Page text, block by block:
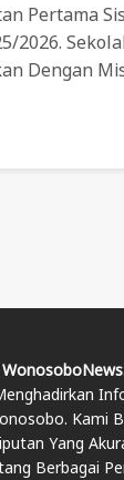
Pertama
2026.
Dengan
Kami
Yang
Berbagai